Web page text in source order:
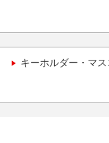
キーホルダー・マ